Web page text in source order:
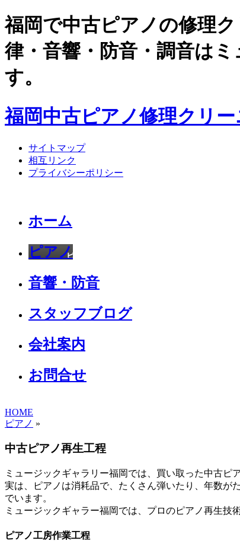
福岡で中古ピアノの修理
律・音響・防音・調音は
す。
福岡中古ピアノ修理クリ
サイトマップ
相互リンク
プライバシーポリシー
ホーム
ピアノ
音響・防音
スタッフブログ
会社案内
お問合せ
HOME
ピアノ »
中古ピアノ再生工程
ミュージックギャラリー福岡では、買い取った中古ピ
実は、ピアノは消耗品で、たくさん弾いたり、年数が
でいます。
ミュージックギャラー福岡では、プロのピアノ再生技
ピアノ工房作業工程